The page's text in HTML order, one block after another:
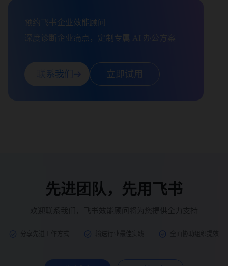
预约飞书企业效能顾问
深度诊断企业痛点，定制专属 AI 办公方案
联系我们 立即试用
先进团队，先用飞书